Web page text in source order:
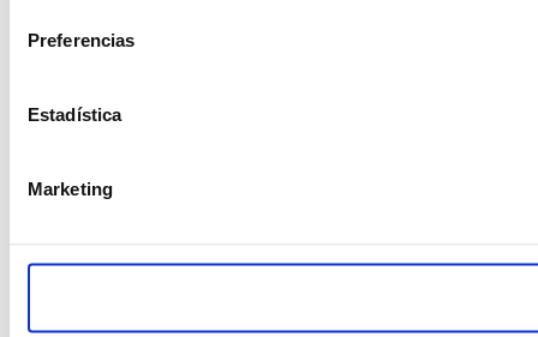
Preferencias
Estadística
Marketing